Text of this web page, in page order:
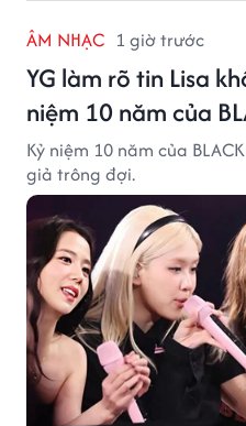
ÂM NHẠC 1 giờ trước
YG làm rõ tin Lisa
niệm 10 năm của
Kỷ niệm 10 năm của
giả trông đợi.